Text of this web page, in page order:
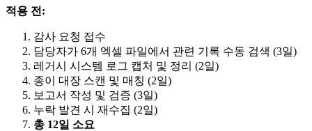
적용 전:
감사 요청 접수
담당자가 6개 엑셀 파일에서 관련 기록 수동 검색 (3일)
레거시 시스템 로그 캡처 및 정리 (2일)
종이 대장 스캔 및 매칭 (2일)
보고서 작성 및 검증 (3일)
누락 발견 시 재수집 (2일)
총 12일 소요